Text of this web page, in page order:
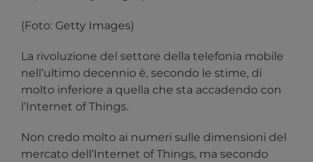
(Foto: Getty Images)
La rivoluzione del settore della telefonia mobile
nell’ultimo decennio è, secondo le stime, di
molto inferiore a quella che sta accadendo con
l’Internet of Things.
Non credo molto ai numeri sulle dimensioni del
mercato dell’Internet of Things, ma secondo